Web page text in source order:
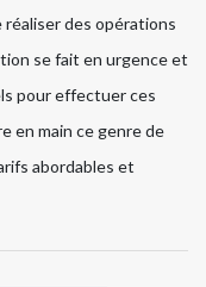
des opérations
se fait en urgence et
pour effectuer ces
en main ce genre de
abordables et